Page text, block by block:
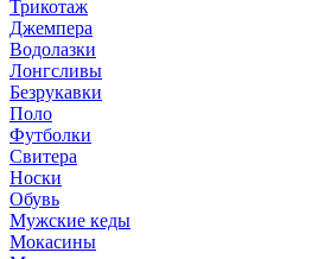
Трикотаж
Джемпера
Водолазки
Лонгсливы
Безрукавки
Поло
Футболки
Свитера
Носки
Обувь
Мужские кеды
Мокасины